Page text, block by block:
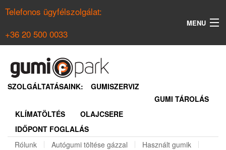
Telefonos ügyfélszolgálat:
+36 20 500 0033
MENU
NYÁRI GUMI KERESŐ
REGISZTRÁCIÓ
SZOLGÁLTATÁSAINK:
GUMISZERVIZ
GUMI TÁROLÁS
KLÍMATÖLTÉS
OLAJCSERE
IDŐPONT FOGLALÁS
Rólunk
Autógumi töltése gázzal
Használt gumik